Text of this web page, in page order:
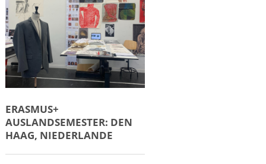
ERASMUS+
AUSLANDSEMESTER: DEN
HAAG, NIEDERLANDE